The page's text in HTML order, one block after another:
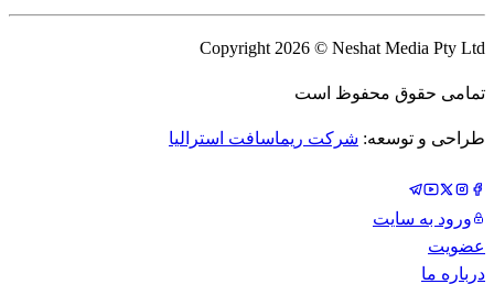
Copyright 2026 © Neshat Media Pty Ltd
تمامی حقوق محفوظ است
طراحی و توسعه: شرکت ریماسافت استرالیا
ورود به سایت
عضویت
درباره ما